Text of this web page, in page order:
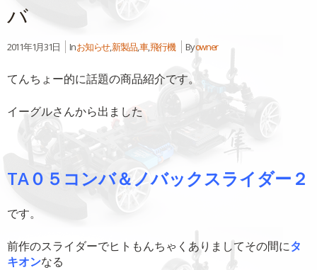
バ
2011年1月31日 Inお知らせ,新製品,車,飛行機 Byowner
てんちょー的に話題の商品紹介です。
イーグルさんから出ました
TA０５コンバ＆ノバックスライダー２
です。
前作のスライダーでヒトもんちゃくありましてその間にタ
キオンなる